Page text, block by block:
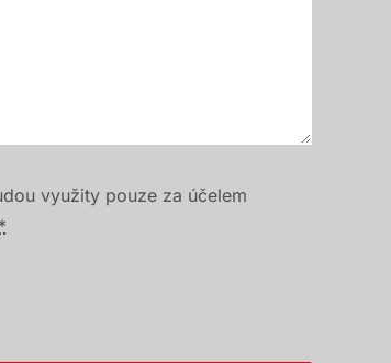
využity pouze za účelem
*